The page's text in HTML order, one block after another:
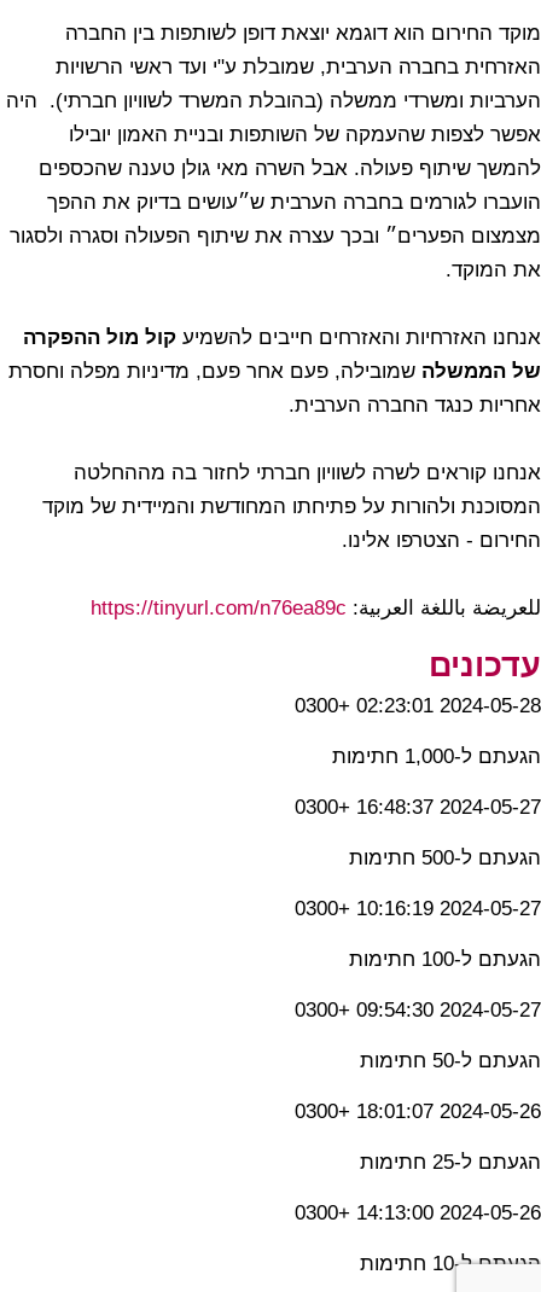
מוקד החירום הוא דוגמא יוצאת דופן לשותפות בין החברה
האזרחית בחברה הערבית, שמובלת ע"י ועד ראשי הרשויות
הערביות ומשרדי ממשלה (בהובלת המשרד לשוויון חברתי). היה
אפשר לצפות שהעמקה של השותפות ובניית האמון יובילו
להמשך שיתוף פעולה. אבל השרה מאי גולן טענה שהכספים
הועברו לגורמים בחברה הערבית ש״עושים בדיוק את ההפך
מצמצום הפערים״ ובכך עצרה את שיתוף הפעולה וסגרה ולסגור
את המוקד.
אנחנו האזרחיות והאזרחים חייבים להשמיע קול מול ההפקרה
של הממשלה שמובילה, פעם אחר פעם, מדיניות מפלה וחסרת
אחריות כנגד החברה הערבית.
אנחנו קוראים לשרה לשוויון חברתי לחזור בה מההחלטה
המסוכנת ולהורות על פתיחתו המחודשת והמיידית של מוקד
החירום - הצטרפו אלינו.
للعريضة باللغة العربية: https://tinyurl.com/n76ea89c
עדכונים
2024-05-28 02:23:01 +0300
הגעתם ל-1,000 חתימות
2024-05-27 16:48:37 +0300
הגעתם ל-500 חתימות
2024-05-27 10:16:19 +0300
הגעתם ל-100 חתימות
2024-05-27 09:54:30 +0300
הגעתם ל-50 חתימות
2024-05-26 18:01:07 +0300
הגעתם ל-25 חתימות
2024-05-26 14:13:00 +0300
הגעתם ל-10 חתימות